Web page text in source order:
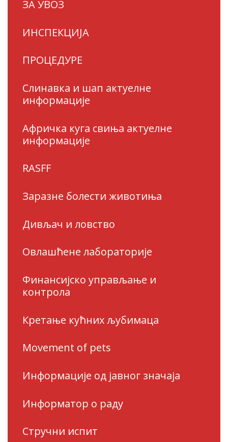
ЗА УВОЗ
ИНСПЕКЦИЈА
ПРОЦЕДУРЕ
Слинавка и шап актуелне
информације
Афричка куга свиња актуелне
информације
RASFF
Заразне болести животиња
Дивљач и ловство
Овлашћене лабораторије
Финансијско управљање и
контрола
Кретање кућних љубимаца
Movement of pets
Информације од јавног значаја
Информатор о раду
Стручни испит